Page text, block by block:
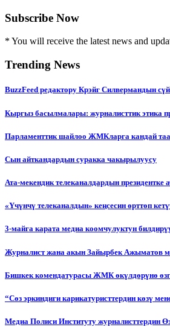
Subscribe Now
* You will receive the latest news and
Trending News
BuzzFeed редактору Крэйг Силвермандын
Кыргыз басылмалары: журналисттик этика
Парламенттик шайлоо ЖМКларга кандай
Сын айткандардын суракка чакырылуусу
Ата-мекендик телеканалдардын президентке
«Үчүнчү телеканалдын» кеңсесин өрттөп
3-майга карата медиа коомчулуктун
Журналист жана акын Зайырбек Ажыматов
Бишкек комендатурасы ЖМК өкүлдөрүнө
“Сөз эркиндиги карикатуристтердин көзү
Медиа Полиси Институту журналисттердин